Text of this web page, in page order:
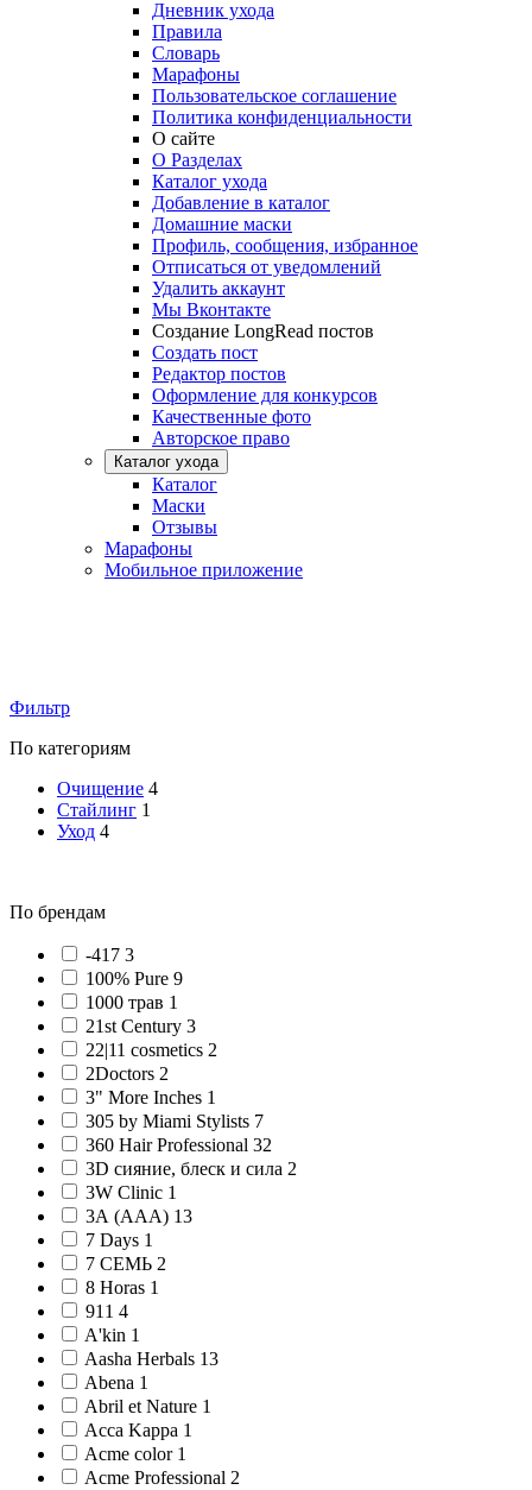
Дневник ухода
Правила
Словарь
Марафоны
Пользовательское соглашение
Политика конфиденциальности
О сайте
О Разделах
Каталог ухода
Добавление в каталог
Домашние маски
Профиль, сообщения, избранное
Отписаться от уведомлений
Удалить аккаунт
Мы Вконтакте
Создание LongRead постов
Создать пост
Редактор постов
Оформление для конкурсов
Качественные фото
Авторское право
Каталог ухода
Каталог
Маски
Отзывы
Марафоны
Мобильное приложение
Фильтр
По категориям
Очищение 4
Стайлинг 1
Уход 4
По брендам
-417 3
100% Pure 9
1000 трав 1
21st Century 3
22|11 cosmetics 2
2Doctors 2
3" More Inches 1
305 by Miami Stylists 7
360 Hair Professional 32
3D сияние, блеск и сила 2
3W Clinic 1
3А (AAA) 13
7 Days 1
7 СЕМЬ 2
8 Horas 1
911 4
A'kin 1
Aasha Herbals 13
Abena 1
Abril et Nature 1
Acca Kappa 1
Acme color 1
Acme Professional 2